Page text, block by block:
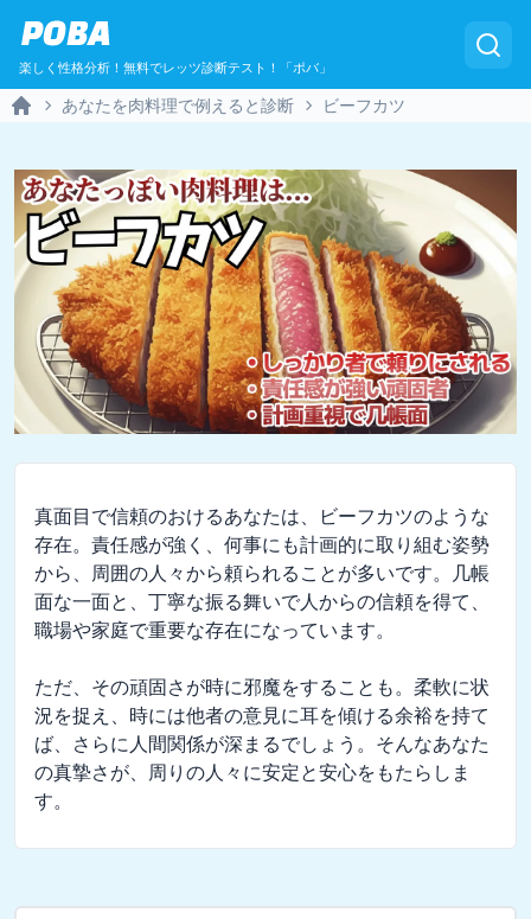
POBA
楽しく性格分析！無料でレッツ診断テスト！「ポバ」
あなたを肉料理で例えると診断 ビーフカツ
真面目で信頼のおけるあなたは、ビーフカツのような
存在。責任感が強く、何事にも計画的に取り組む姿勢
から、周囲の人々から頼られることが多いです。几帳
面な一面と、丁寧な振る舞いで人からの信頼を得て、
職場や家庭で重要な存在になっています。
ただ、その頑固さが時に邪魔をすることも。柔軟に状
況を捉え、時には他者の意見に耳を傾ける余裕を持て
ば、さらに人間関係が深まるでしょう。そんなあなた
の真摯さが、周りの人々に安定と安心をもたらしま
す。